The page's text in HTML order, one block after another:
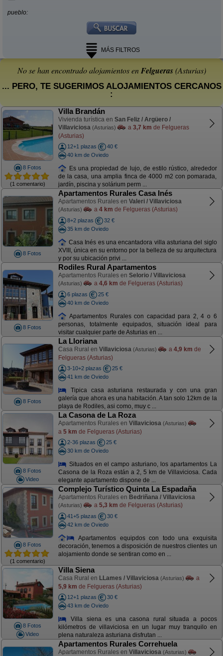
pueblo:
MÁS FILTROS
No se han encontrado alojamientos enFelgueras(Asturias)
... PERO, TE SUGERIMOS ALOJAMIENTOS CERCANOS
:
8 Fotos
(1 comentario)
Villa Brandán
Vivienda turística en San Feliz / Argüero /
Villaviciosa (Asturias) a 3,7 km de Felgueras
(Asturias)
12+1 plazas
40 €
40 km de Oviedo
Es una propiedad de lujo, de estilo rústico, alrededor
de la casa, una amplia finca de 4000 m2 con pomarada,
jardín, piscina y solárium perm ...
8 Fotos
Apartamentos Rurales Casa Inés
Apartamentos Rurales en Valeri / Villaviciosa
(Asturias) a 4 km de Felgueras (Asturias)
8+2 plazas
32 €
35 km de Oviedo
Casa Inés es una encantadora villa asturiana del siglo
XVIII, única en su entorno por la belleza de su arquitectura
y por su ubicación privi ...
8 Fotos
Rodiles Rural Apartamentos
Apartamentos Rurales en Selorio / Villaviciosa
(Asturias) a 4,6 km de Felgueras (Asturias)
6 plazas
25 €
40 km de Oviedo
Apartamentos Rurales con capacidad para 2, 4 o 6
personas, totalmente equipados, situación ideal para
visitar cualquier parte de Asturias en ...
8 Fotos
La Lloriana
Casa Rural en Villaviciosa (Asturias) a 4,9 km de
Felgueras (Asturias)
3-10+2 plazas
25 €
41 km de Oviedo
Tipica casa asturiana restaurada y con una gran
galería que ahora es una habitación. A tan solo 12km de la
playa de Rodiles, asi como, muy c ...
8 Fotos
Video
La Casona de La Roza
Apartamentos Rurales en Villaviciosa (Asturias)
a 5 km de Felgueras (Asturias)
2-36 plazas
25 €
30 km de Oviedo
Situados en el campo asturiano, los apartamentos La
Casona de la Roza están a 2, 5 km de Villaviciosa. Cada
elegante apartamento dispone de ...
8 Fotos
(1 comentario)
Complejo Turístico Quinta La Espadaña
Apartamentos Rurales en Bedriñana / Villaviciosa
(Asturias) a 5,3 km de Felgueras (Asturias)
41+5 plazas
30 €
42 km de Oviedo
Apartamentos equipdos con todo una exquisita
decoración, tenemos a disposición de nuestros clientes un
alojamiento donde se sentiran como en ...
8 Fotos
Video
Villa Siena
Casa Rural en LLames / Villaviciosa (Asturias)
a
5,9 km de Felgueras (Asturias)
12+1 plazas
30 €
43 km de Oviedo
Villa siena es una casona rural situada a pocos
kilómetros de villaviciosa en un lugar muy tranquilo en
plena naturaleza asturiana disfrutan ...
Apartamentos Rurales Correhuela
Apartamentos Rurales en Villaviciosa (Asturias)